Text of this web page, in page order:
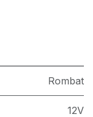
Rombat
12V